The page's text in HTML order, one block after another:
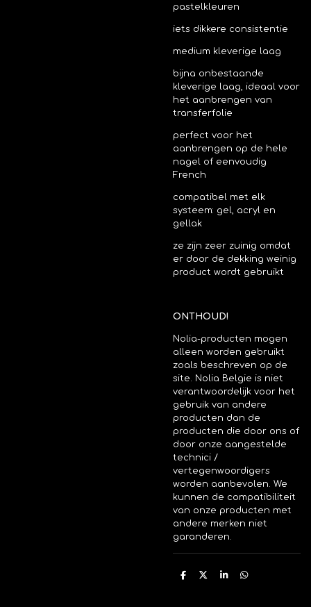
pastelkleuren
iets dikkere consistentie
medium kleverige laag
bijna onbestaande
kleverige laag, ideaal voor
het aanbrengen van
transferfolie
perfect voor het
aanbrengen op de hele
nagel of eenvoudig
French
compatibel met elk
systeem: gel, acryl en
gellak
ze zijn zeer zuinig omdat
er door de dekking weinig
product wordt gebruikt
ONTHOUD!
Nolia-producten mogen
alleen worden gebruikt
zoals beschreven op de
site. Nolia Belgie is niet
verantwoordelijk voor het
gebruik van andere
producten dan de
producten die door ons of
door onze aangestelde
technici /
vertegenwoordigers
worden aanbevolen. We
kunnen de compatibiliteit
van onze producten met
andere merken niet
garanderen.
D
D
S
D